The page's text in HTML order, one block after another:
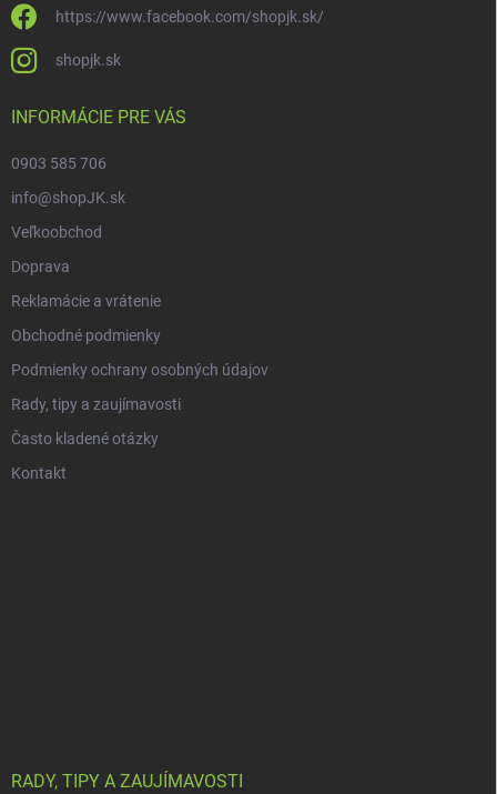
https://www.facebook.com/shopjk.sk/
shopjk.sk
INFORMÁCIE PRE VÁS
0903 585 706
info@shopJK.sk
Veľkoobchod
Doprava
Reklamácie a vrátenie
Obchodné podmienky
Podmienky ochrany osobných údajov
Rady, tipy a zaujímavosti
Často kladené otázky
Kontakt
RADY, TIPY A ZAUJÍMAVOSTI